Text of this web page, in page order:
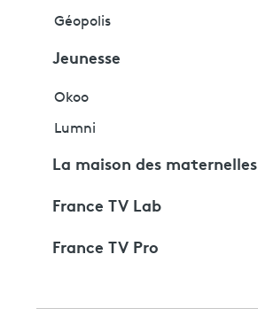
Géopolis
Jeunesse
Okoo
Lumni
La maison des maternelles
France TV Lab
France TV Pro